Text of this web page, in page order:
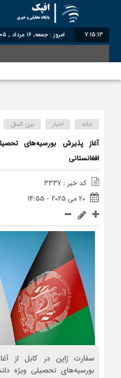
7:15:14 امروز : جمعه, ۱۶ مرداد , ۱۴۰۵
خانه اخبار بین الملل
آغاز پذیرش بورسیه‌های
افغانستانی
کد خبر : 3337
20 می 2025 - 14:55
سفارت ژاپن در کابل از
بورسیه‌های تحصیلی ویژه